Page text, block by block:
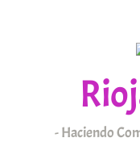
Haciendo